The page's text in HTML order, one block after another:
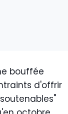
bouffée
d'offrir